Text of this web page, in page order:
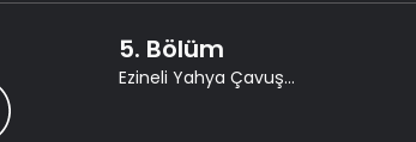
5. Bölüm
Ezineli Yahya Çavuş...